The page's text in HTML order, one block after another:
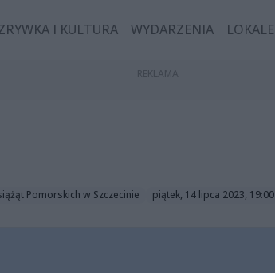
I KULTURA WYDARZENIA LOKALE
Pomorskich w Szczecinie piątek, 14 lipca 2023, 19:00